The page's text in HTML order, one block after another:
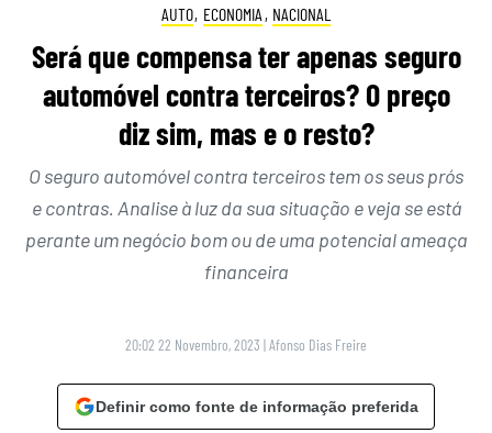
AUTO, ECONOMIA , NACIONAL
Será que compensa ter apenas seguro
automóvel contra terceiros? O preço
diz sim, mas e o resto?
O seguro automóvel contra terceiros tem os seus prós
e contras. Analise à luz da sua situação e veja se está
perante um negócio bom ou de uma potencial ameaça
financeira
20:02 22 Novembro, 2023 |Afonso Dias Freire
Definir como fonte de informação preferida